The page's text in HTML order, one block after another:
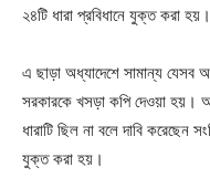
২৪টি ধারা প্রবিধানে যুক্ত করা হয়।
এ ছাড়া অধ্যাদেশে সামান্য যেসব
সরকারকে খসড়া কপি দেওয়া হয়।
ধারাটি ছিল না বলে দাবি করেছেন
যুক্ত করা হয়।